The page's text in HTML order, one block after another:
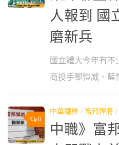
人報到 國
磨新兵
國立體大今年有
商投手鄧愷威、藍
0
中華職棒 / 富邦悍將 /
中職》富